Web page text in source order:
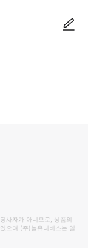
사자가 아니므로, 상품의
으며 (주)놀유니버스는 일